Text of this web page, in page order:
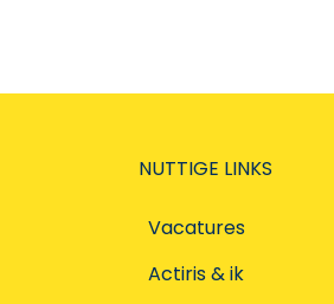
NUTTIGE LINKS
Vacatures
Actiris & ik